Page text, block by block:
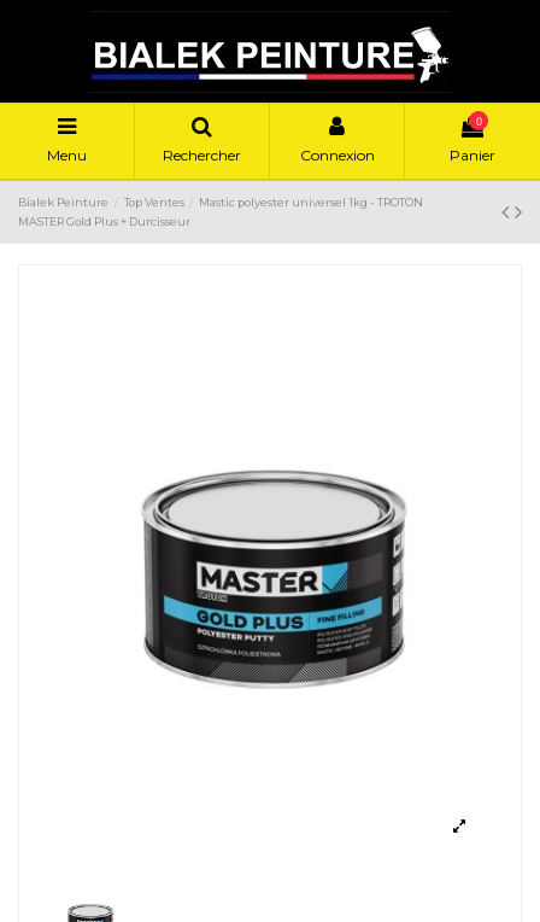
Menu Rechercher Connexion
0
Panier
Bialek Peinture Top Ventes
Mastic polyester universel 1kg - TROTON
MASTER Gold Plus + Durcisseur